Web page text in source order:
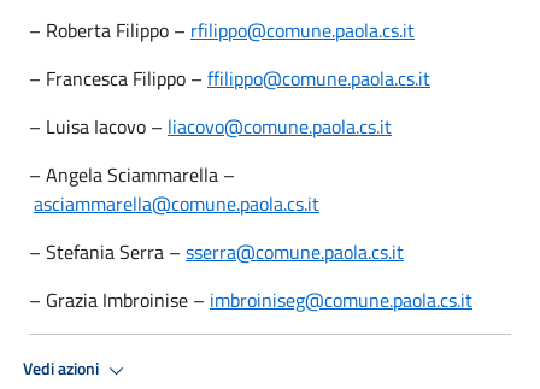
– Roberta Filippo – rfilippo@comune.paola.cs.it
– Francesca Filippo – ffilippo@comune.paola.cs.it
– Luisa Iacovo – liacovo@comune.paola.cs.it
– Angela Sciammarella –
asciammarella@comune.paola.cs.it
– Stefania Serra – sserra@comune.paola.cs.it
– Grazia Imbroinise – imbroiniseg@comune.paola.cs.it
Vedi azioni